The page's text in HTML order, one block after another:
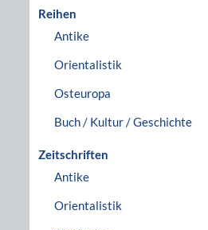
Reihen
Antike
Orientalistik
Osteuropa
Buch / Kultur / Geschichte
Zeitschriften
Antike
Orientalistik